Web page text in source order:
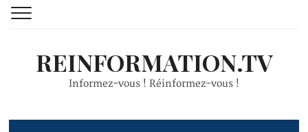
REINFORMATION.TV
Informez-vous ! Réinformez-vous !